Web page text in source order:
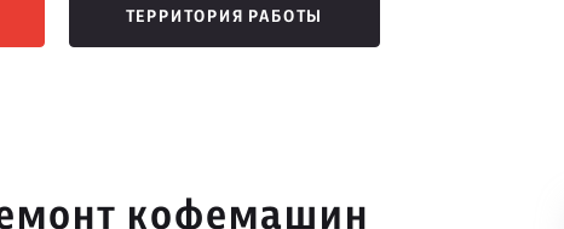
ТЕРРИТОРИЯ РАБОТЫ
кофемашин